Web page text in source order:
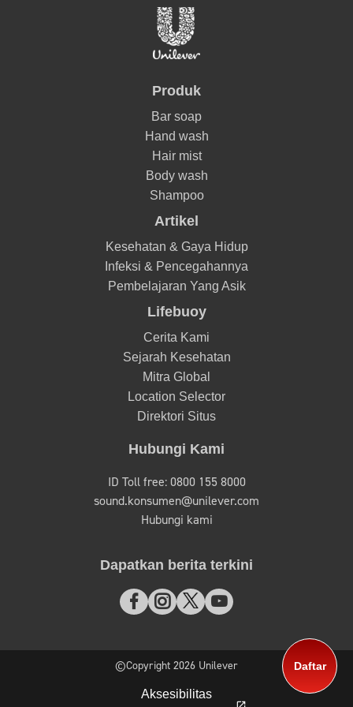
Daftar
Produk
Bar soap
Hand wash
Hair mist
Body wash
Shampoo
Artikel
Kesehatan & Gaya Hidup
Infeksi & Pencegahannya
Pembelajaran Yang Asik
Lifebuoy
Cerita Kami
Sejarah Kesehatan
Mitra Global
Location Selector
Direktori Situs
Hubungi Kami
ID Toll free: 0800 155 8000
sound.konsumen@unilever.com
Hubungi kami
Dapatkan berita terkini
©Copyright 2026 Unilever
Aksesibilitas